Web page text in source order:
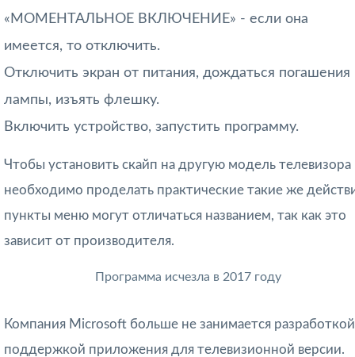
«МОМЕНТАЛЬНОЕ ВКЛЮЧЕНИЕ» - если она
имеется, то отключить.
Отключить экран от питания, дождаться погашения
лампы, изъять флешку.
Включить устройство, запустить программу.
Чтобы установить скайп на другую модель телевизора
необходимо проделать практические такие же
пункты меню могут отличаться названием, так как это
зависит от производителя.
Программа исчезла в 2017 году
Компания Microsoft больше не занимается
поддержкой приложения для телевизионной версии.